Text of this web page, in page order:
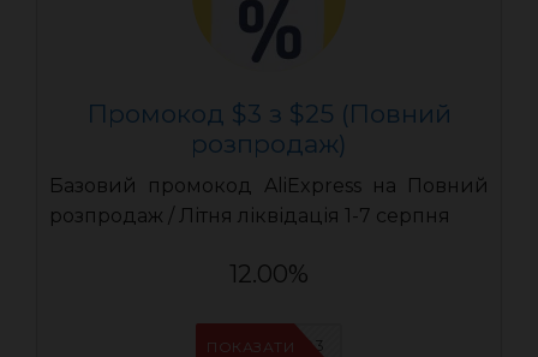
Промокод $3 з $25 (Повний
розпродаж)
Базовий промокод AliExpress на Повний
розпродаж / Літня ліквідація 1-7 серпня
12.00%
UASC03
ПОКАЗАТИ